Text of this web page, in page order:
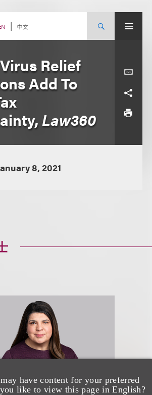
中文
have content for your preferred
like to view this page in English?
Relief
Add To
Law360
8, 2021